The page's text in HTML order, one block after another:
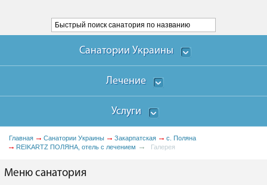
Санатории Украины
Лечение
Услуги
Главная Санатории Украины Закарпатская
с. Поляна
REIKARTZ ПОЛЯНА, отель с лечением
Галерея
Меню санатория